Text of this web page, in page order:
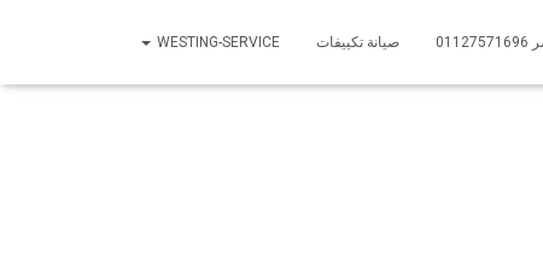
صيانة تكييفات WESTING-SERVICE